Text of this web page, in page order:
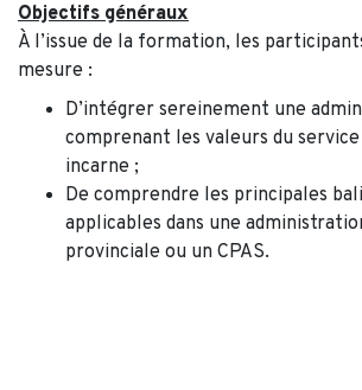
Objectifs généraux
À l’issue de la formation, les
mesure :
D’intégrer sereinement une
comprenant les valeurs du service
incarne ;
De comprendre les principales
applicables dans une
provinciale ou un CPAS.